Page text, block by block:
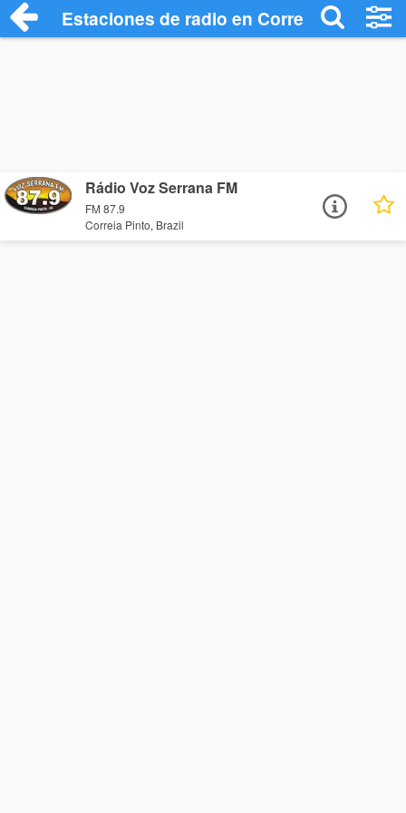
Estaciones de radio en Correia Pinto -
Rádio Voz Serrana FM
FM 87.9
Correia Pinto, Brazil